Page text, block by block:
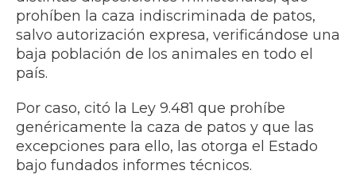
prohíben la caza indiscriminada de patos,
salvo autorización expresa, verificándose una
baja población de los animales en todo el
país.
Por caso, citó la Ley 9.481 que prohíbe
genéricamente la caza de patos y que las
excepciones para ello, las otorga el Estado
bajo fundados informes técnicos.